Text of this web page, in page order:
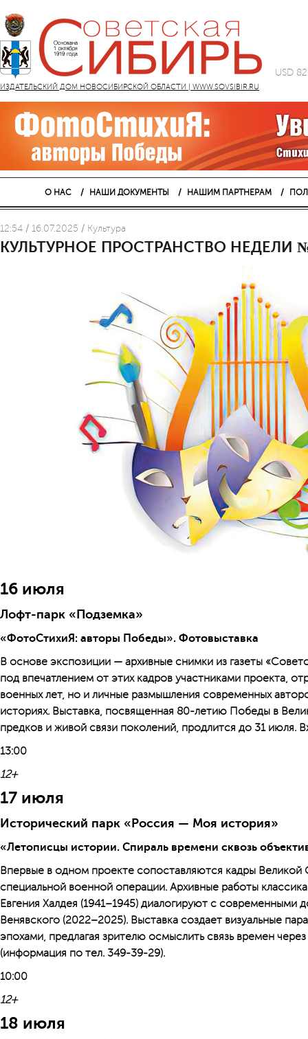
ИЗДАТЕЛЬСКИЙ ДОМ НОВОСИБИРСКОЙ ОБЛАСТИ | WWW.SOVSIBIR.RU
USD
О НАС НАШИ ДОКУМЕНТЫ НАШИМ ПАРТНЕРАМ
12:54 / 16.07.2025 / Культура
КУЛЬТУРНОЕ ПРОСТРАНСТВО НЕДЕЛИ
16 июля
Лофт-парк «Подземка»
«ФотоСтихиЯ: авторы Победы». Фотовыставка
В основе экспозиции — архивные снимки из газеты
под впечатлением от этих кадров участниками проекта,
военных лет, но и личные размышления современных
историях. Выставка, посвященная 80-летию Победы в
предков и живой связи поколений, продлится до 31 июля.
13:00
12+
17 июля
Исторический парк «Россия — Моя история»
«Летописцы истории. Спираль времени сквозь
Впервые в одном проекте сопоставляются кадры Великой
специальной военной операции. Архивные работы
Евгения Халдея (1941–1945) диалогируют с современными
Венявского (2022–2025). Выставка создает визуальные
эпохами, предлагая зрителю осмыслить связь времен
(информация по тел. 349-39-29).
10:00
12+
18 июля